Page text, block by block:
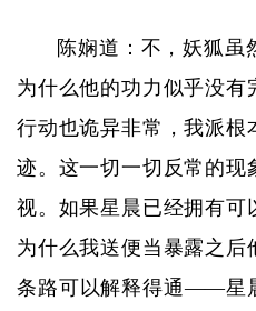
陈娴道：不，妖狐虽
为什么他的功力似乎没有
行动也诡异非常，我派根
迹。这一切一切反常的现
视。如果星晨已经拥有可
为什么我送便当暴露之后
条路可以解释得通——星